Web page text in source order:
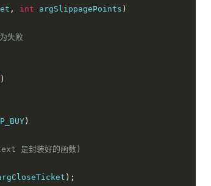
, int argSlippagePoints )
失败
)
是封装好的函数)
);